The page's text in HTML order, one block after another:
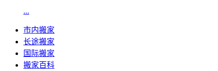
...
市内搬家
长途搬家
国际搬家
搬家百科